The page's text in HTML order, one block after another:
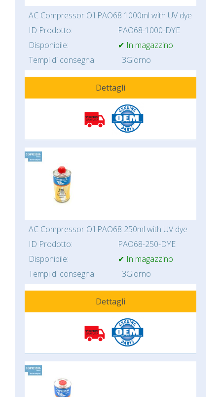
AC Compressor Oil PAO68 1000ml with UV dye
ID Prodotto:
PAO68-1000-DYE
Disponibile:
✔ In magazzino
Tempi di consegna:
3Giorno
Dettagli
AC Compressor Oil PAO68 250ml with UV dye
ID Prodotto:
PAO68-250-DYE
Disponibile:
✔ In magazzino
Tempi di consegna:
3Giorno
Dettagli